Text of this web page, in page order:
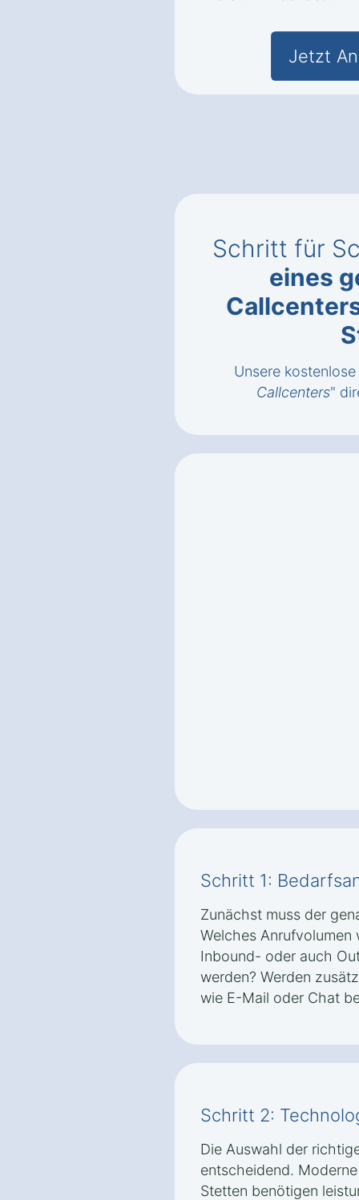
Jetzt
Schritt für
eines
Unsere
Callcenters"
Schritt 1:
Zunächst muss der
Welches Anrufvolumen
Inbound- oder auch
werden? Werden
wie E-Mail oder Chat
Schritt 2:
Die Auswahl der
entscheidend.
Stetten benötigen